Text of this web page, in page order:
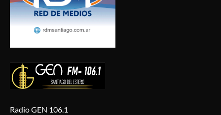
Radio GEN 106.1